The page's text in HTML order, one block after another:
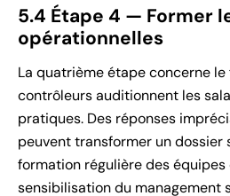
5.4 Étape 4 — Former
opérationnelles
La quatrième étape concerne
contrôleurs auditionnent les
pratiques. Des réponses
peuvent transformer un dossier
formation régulière des
sensibilisation du management